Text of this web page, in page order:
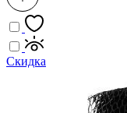
Скидка